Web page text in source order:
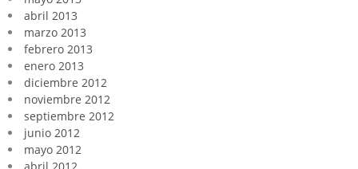
abril 2013
marzo 2013
febrero 2013
enero 2013
diciembre 2012
noviembre 2012
septiembre 2012
junio 2012
mayo 2012